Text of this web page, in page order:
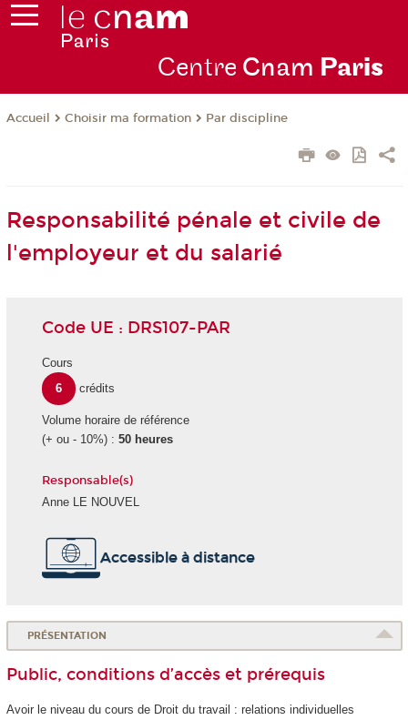
Centre Cnam Paris
Accueil Choisir ma formation Par discipline
Responsabilité pénale et civile de
l'employeur et du salarié
Code UE : DRS107-PAR
Cours
6
crédits
Volume horaire de référence
(+ ou - 10%) : 50 heures
Responsable(s)
Anne LE NOUVEL
Accessible à distance
PRÉSENTATION
Public, conditions d’accès et prérequis
Avoir le niveau du cours de Droit du travail : relations individuelles